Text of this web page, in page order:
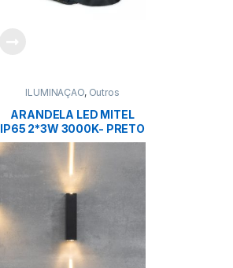
ILUMINAÇÃO, Outros
ARANDELA LED MITEL
IP65 2*3W 3000K- PRETO
– NORDECOR